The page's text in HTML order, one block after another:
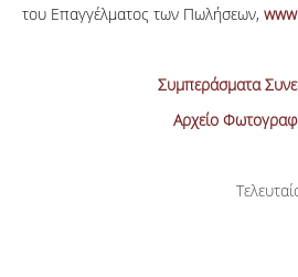
του Επαγγέλματος των Πωλήσεων,
Συμπεράσματα
Αρχείο